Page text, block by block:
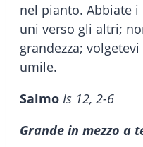
nel pianto. Abbiate
uni verso gli altri;
grandezza;
umile.
Salmo Is 12, 2-6
Grande in mezzo a